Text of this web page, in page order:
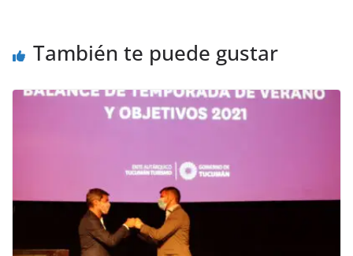
También te puede gustar